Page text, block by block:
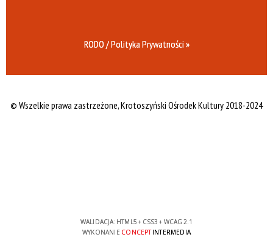
RODO / Polityka Prywatności »
© Wszelkie prawa zastrzeżone,Krotoszyński Ośrodek Kultury 2018-2024
WALIDACJA: HTML5+ CSS3 + WCAG 2.1
WYKONANIE CONCEPTINTERMEDIA